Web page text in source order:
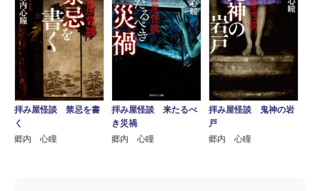
拝み屋怪談 禁忌を書
く
郷内 心瞳
拝み屋怪談 来たるべ
き災禍
郷内 心瞳
拝み屋怪談 鬼神の岩
戸
郷内 心瞳